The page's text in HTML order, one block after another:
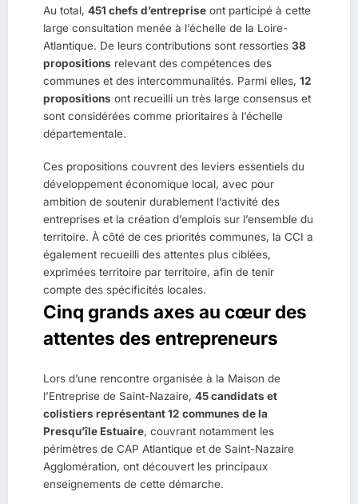
Au total, 451 chefs d’entreprise ont participé à cette
large consultation menée à l’échelle de la Loire-
Atlantique. De leurs contributions sont ressorties 38
propositions relevant des compétences des
communes et des intercommunalités. Parmi elles, 12
propositions ont recueilli un très large consensus et
sont considérées comme prioritaires à l’échelle
départementale.
Ces propositions couvrent des leviers essentiels du
développement économique local, avec pour
ambition de soutenir durablement l’activité des
entreprises et la création d’emplois sur l’ensemble du
territoire. À côté de ces priorités communes, la CCI a
également recueilli des attentes plus ciblées,
exprimées territoire par territoire, afin de tenir
compte des spécificités locales.
Cinq grands axes au cœur des
attentes des entrepreneurs
Lors d’une rencontre organisée à la Maison de
l’Entreprise de Saint-Nazaire, 45 candidats et
colistiers représentant 12 communes de la
Presqu’île Estuaire, couvrant notamment les
périmètres de CAP Atlantique et de Saint-Nazaire
Agglomération, ont découvert les principaux
enseignements de cette démarche.